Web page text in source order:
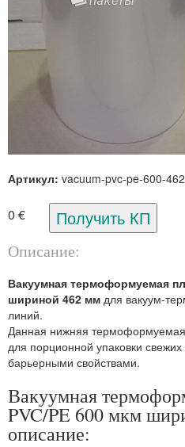
Артикул: vacuum-pvc-pe-600-462
0 €
Описание:
Вакуумная термоформуемая
шириной 462 мм для вакуум-
линий.
Данная нижняя
для порционной упаковки
барьерными свойствами.
Вакуумная
PVC/PE 600 мкм
описание: